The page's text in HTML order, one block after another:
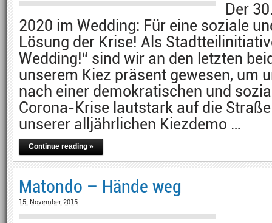
Der
2020 im Wedding: Für eine soziale
Lösung der Krise! Als
Wedding!“ sind wir an den letzten
unserem Kiez präsent gewesen, um
nach einer demokratischen und
Corona-Krise lautstark auf die
unserer alljährlichen Kiezdemo …
Continue reading »
Matondo – Hände weg
15. November 2015